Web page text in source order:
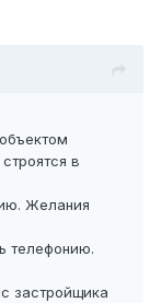
в
Желания
телефонию.
застройщика